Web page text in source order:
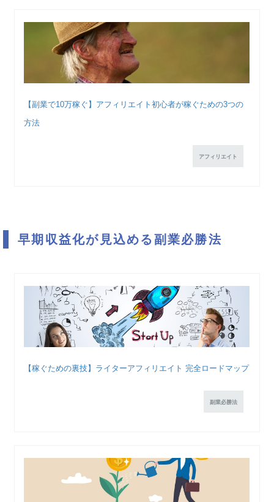
【副業で10万稼ぐ】アフィリエイト初心者が稼ぐための3つの
方法
アフィリエイト
早期収益化が見込める副業必勝法
【稼ぐための裏技】ライターアフィリエイト 完全ロードマップ
副業必勝法